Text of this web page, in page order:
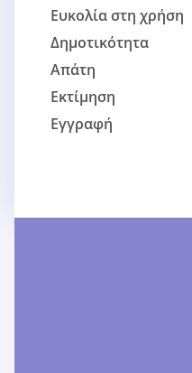
Ευκολία στη χρήση
Δημοτικότητα
Απάτη
Εκτίμηση
Εγγραφή